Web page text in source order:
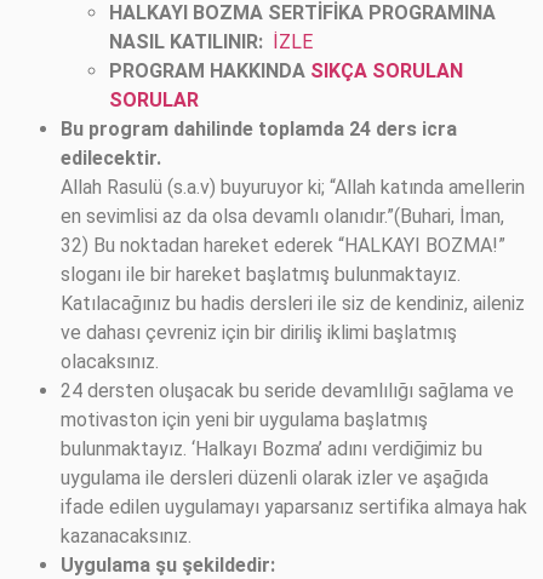
HALKAYI BOZMA SERTİFİKA PROGRAMINA
NASIL KATILINIR:
İZLE
PROGRAM HAKKINDA SIKÇA SORULAN
SORULAR
Bu program dahilinde toplamda 24 ders icra
edilecektir.
Allah Rasulü (s.a.v) buyuruyor ki; “Allah katında amellerin
en sevimlisi az da olsa devamlı olanıdır.”(Buhari, İman,
32) Bu noktadan hareket ederek “HALKAYI BOZMA!”
sloganı ile bir hareket başlatmış bulunmaktayız.
Katılacağınız bu hadis dersleri ile siz de kendiniz, aileniz
ve dahası çevreniz için bir diriliş iklimi başlatmış
olacaksınız.
24 dersten oluşacak bu seride devamlılığı sağlama ve
motivaston için yeni bir uygulama başlatmış
bulunmaktayız. ‘Halkayı Bozma’ adını verdiğimiz bu
uygulama ile dersleri düzenli olarak izler ve aşağıda
ifade edilen uygulamayı yaparsanız sertifika almaya hak
kazanacaksınız.
Uygulama şu şekildedir: